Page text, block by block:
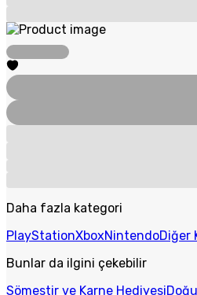
Daha fazla kategori
PlayStationXboxNintendoDiğer
Bunlar da ilgini çekebilir
Sömestir ve Karne Hediyesi